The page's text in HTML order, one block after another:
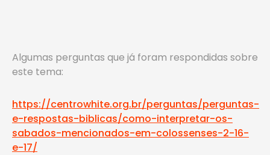
Algumas perguntas que já foram respondidas sobre
este tema:
https://centrowhite.org.br/perguntas/perguntas-
e-respostas-biblicas/como-interpretar-os-
sabados-mencionados-em-colossenses-2-16-
e-17/